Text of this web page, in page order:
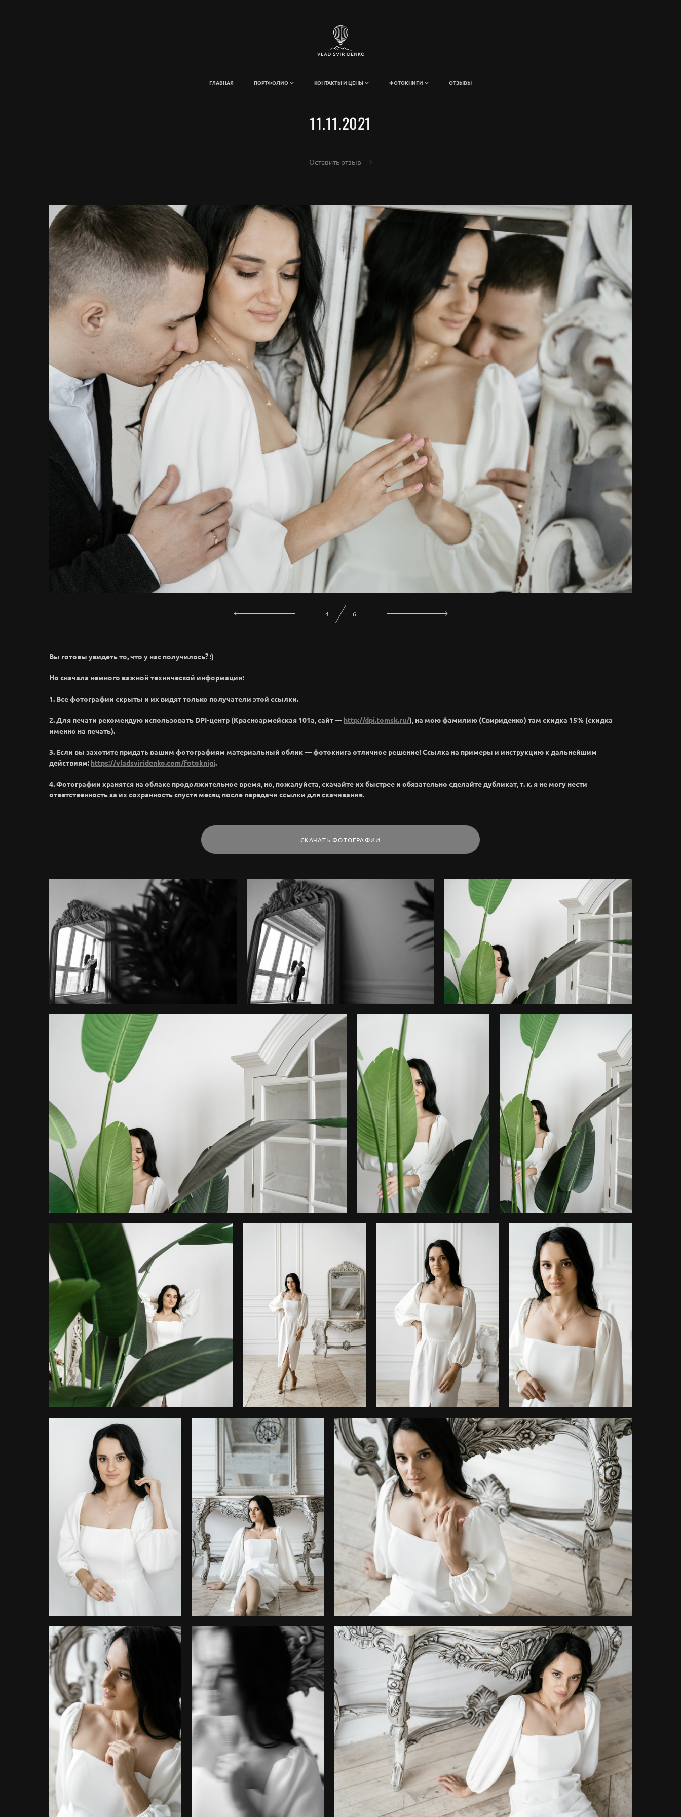
ГЛАВНАЯ ПОРТФОЛИО КОНТАКТЫ И ЦЕНЫ ФОТОКНИГИ ОТЗЫВЫ
11.11.2021
Оставить отзыв
6 6
Вы готовы увидеть то, что у нас получилось? :)
Но сначала немного важной технической информации:
1. Все фотографии скрыты и их видят только получатели этой ссылки.
2. Для печати рекомендую использовать DPI-центр (Красноармейская 101а, сайт — http://dpi.tomsk.ru/), на мою фамилию (Свириденко) там скидка 15% (скидка
именно на печать).
3. Если вы захотите придать вашим фотографиям материальный облик — фотокнига отличное решение! Ссылка на примеры и инструкцию к дальнейшим
действиям: https://vladsviridenko.com/fotoknigi.
4. Фотографии хранятся на облаке продолжительное время, но, пожалуйста, скачайте их быстрее и обязательно сделайте дубликат, т. к. я не могу нести
ответственность за их сохранность спустя месяц после передачи ссылки для скачивания.
СКАЧАТЬ ФОТОГРАФИИ